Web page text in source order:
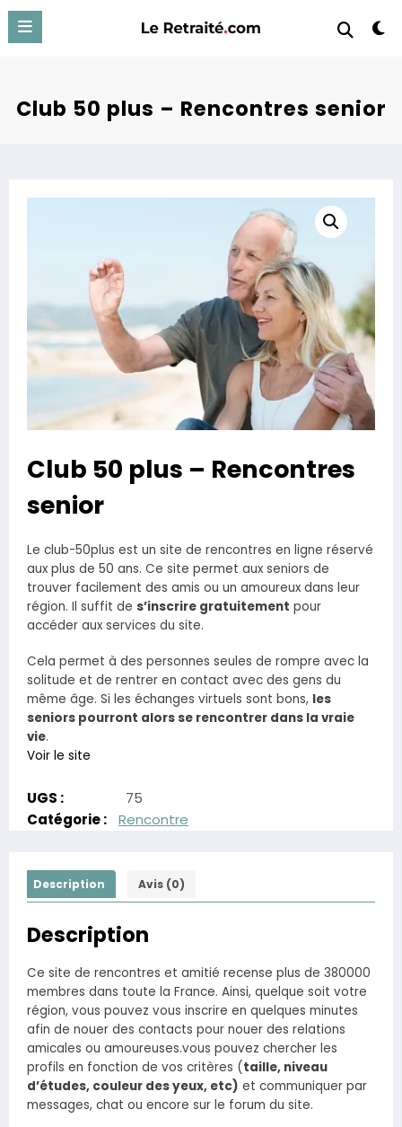
Aller
contenu
Club 50 plus – Rencontres senior
Club 50 plus – Rencontres
senior
Le club-50plus est un site de rencontres en ligne réservé
aux plus de 50 ans. Ce site permet aux seniors de
trouver facilement des amis ou un amoureux dans leur
région. Il suffit de s’inscrire gratuitement pour
accéder aux services du site.
Cela permet à des personnes seules de rompre avec la
solitude et de rentrer en contact avec des gens du
même âge. Si les échanges virtuels sont bons, les
seniors pourront alors se rencontrer dans la vraie
vie.
Voir le site
UGS :
75
Catégorie :
Rencontre
Description Avis (0)
Description
Ce site de rencontres et amitié recense plus de 380000
membres dans toute la France. Ainsi, quelque soit votre
région, vous pouvez vous inscrire en quelques minutes
afin de nouer des contacts pour nouer des relations
amicales ou amoureuses.vous pouvez chercher les
profils en fonction de vos critères (taille, niveau
d’études, couleur des yeux, etc) et communiquer par
messages, chat ou encore sur le forum du site.